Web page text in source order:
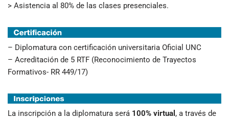
> Asistencia al 80% de las clases presenciales.
– Diplomatura con certificación universitaria Oficial UNC
– Acreditación de 5 RTF (Reconocimiento de Trayectos
Formativos- RR 449/17)
La inscripción a la diplomatura será 100% virtual , a través de